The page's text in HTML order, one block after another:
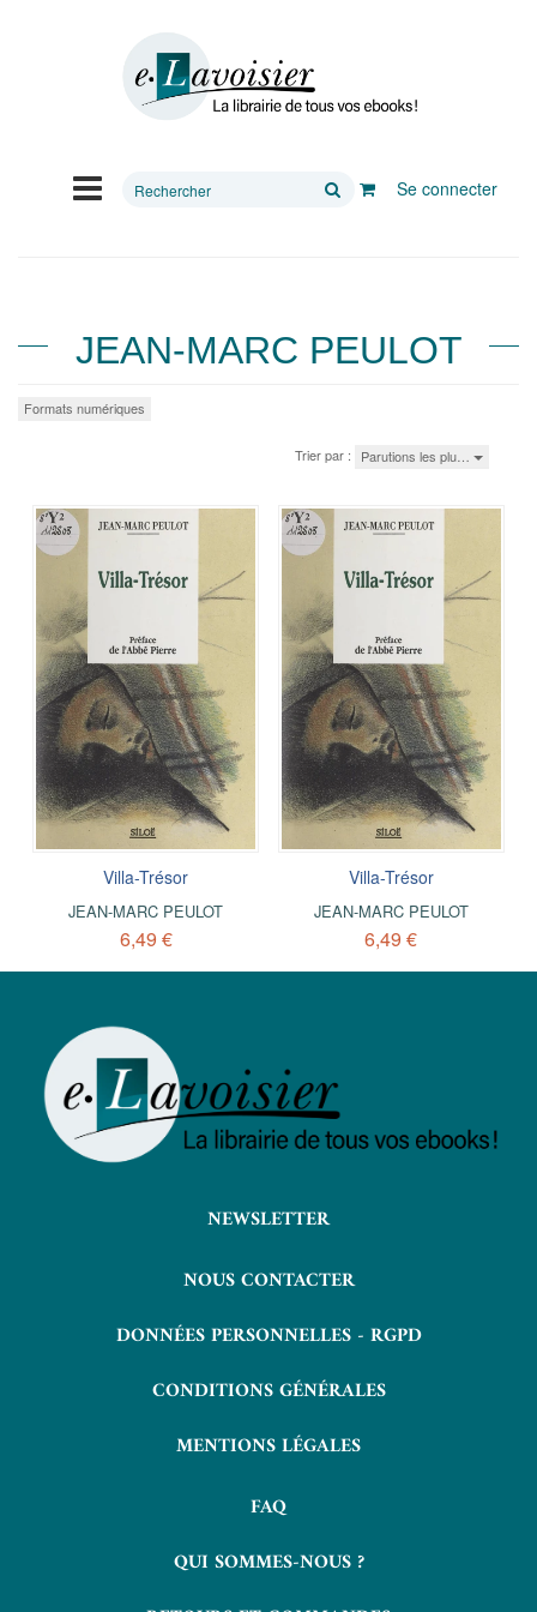
Rechercher
Se connecter
JEAN-MARC PEULOT
Formats numériques
Trier par : Parutions les plu…
Villa-Trésor
JEAN-MARC PEULOT
6,49 €
Villa-Trésor
JEAN-MARC PEULOT
6,49 €
NEWSLETTER
NOUS CONTACTER
DONNÉES PERSONNELLES - RGPD
CONDITIONS GÉNÉRALES
MENTIONS LÉGALES
FAQ
QUI SOMMES-NOUS ?